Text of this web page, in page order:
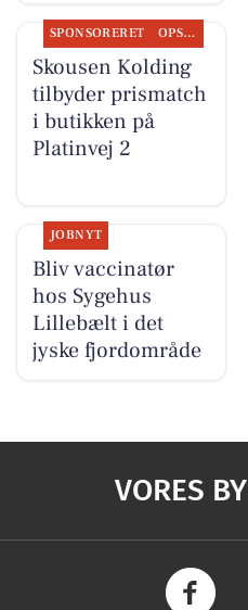
SPONSORERET OPSLAGSTAVLEN
Skousen Kolding
tilbyder prismatch
i butikken på
Platinvej 2
JOBNYT
Bliv vaccinatør
hos Sygehus
Lillebælt i det
jyske fjordområde
VORES BY